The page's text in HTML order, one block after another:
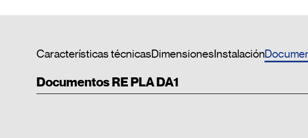
Características técnicasDimensionesInstalación
Documentos RE PLA DA1